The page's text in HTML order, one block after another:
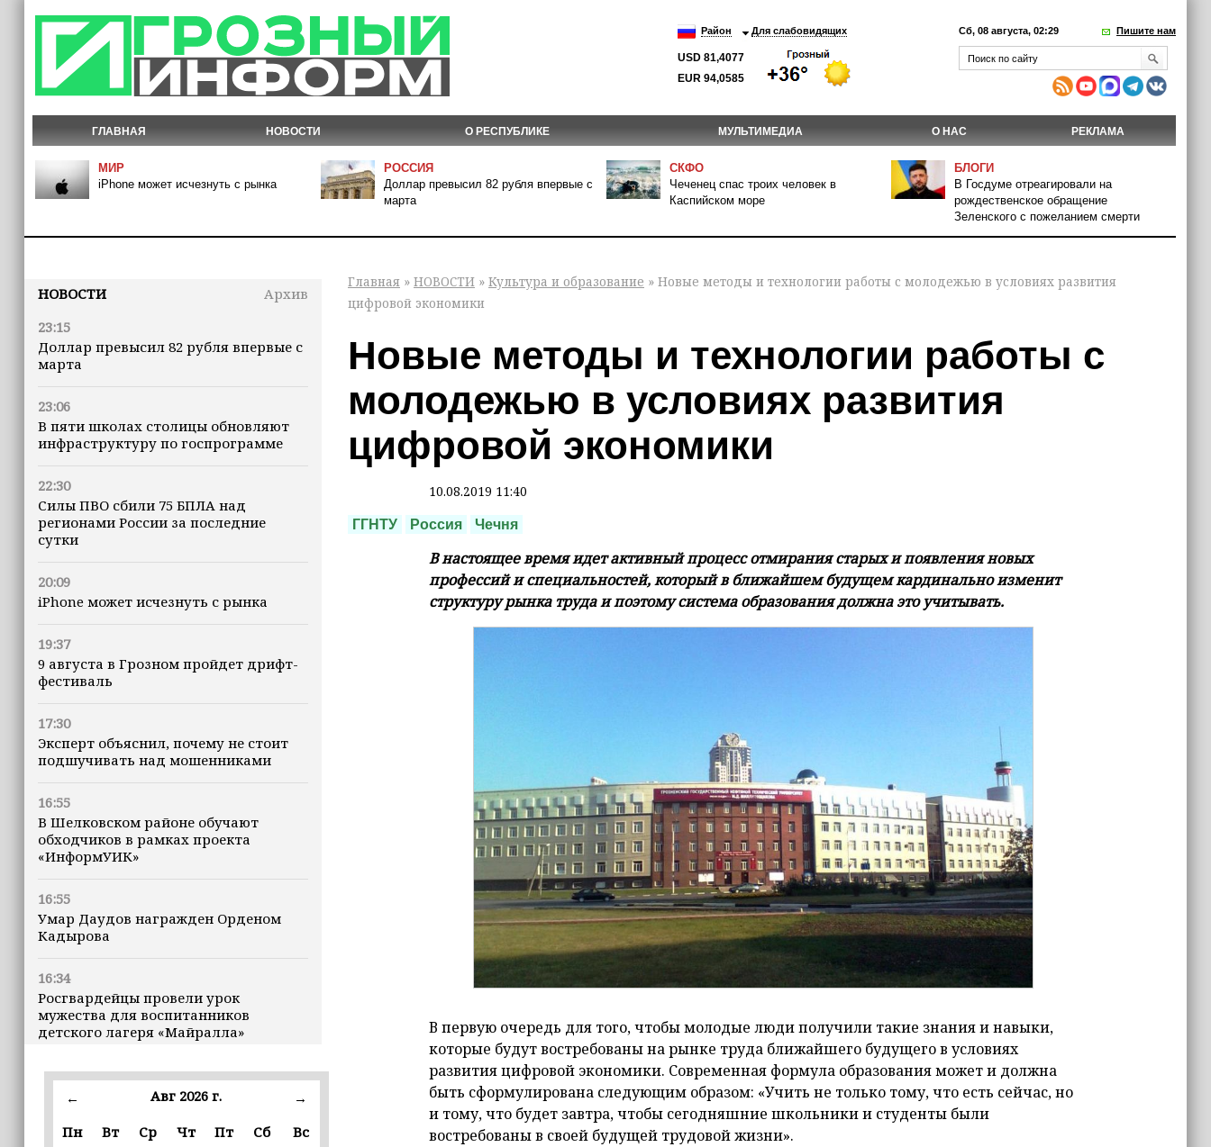
Район Для слабовидящих
USD 81,4077
EUR 94,0585
Сб, 08 августа, 02:29 Пишите нам
ГЛАВНАЯ НОВОСТИ О РЕСПУБЛИКЕ МУЛЬТИМЕДИА О НАС РЕКЛАМА
МИР
iPhone может исчезнуть с рынка
РОССИЯ
Доллар превысил 82 рубля впервые с
марта
СКФО
Чеченец спас троих человек в
Каспийском море
БЛОГИ
В Госдуме отреагировали на
рождественское обращение
Зеленского с пожеланием смерти
НОВОСТИ
Архив
23:15
Доллар превысил 82 рубля впервые с
марта
23:06
В пяти школах столицы обновляют
инфраструктуру по госпрограмме
22:30
Силы ПВО сбили 75 БПЛА над
регионами России за последние
сутки
20:09
iPhone может исчезнуть с рынка
19:37
9 августа в Грозном пройдет дрифт-
фестиваль
17:30
Эксперт объяснил, почему не стоит
подшучивать над мошенниками
16:55
В Шелковском районе обучают
обходчиков в рамках проекта
«ИнформУИК»
16:55
Умар Даудов награжден Орденом
Кадырова
16:34
Росгвардейцы провели урок
мужества для воспитанников
детского лагеря «Майралла»
16:30
Дмитрий Чернышенко: Внутренний
въездной — на 20,1%
← Авг 2026 г.
→
Пн
Вт Ср Чт Пт Сб Вс
Главная » НОВОСТИ » Культура и образование » Новые методы и технологии работы с молодежью в условиях развития
цифровой экономики
Новые методы и технологии работы с
молодежью в условиях развития
цифровой экономики
10.08.2019 11:40
ГГНТУ Россия Чечня
В настоящее время идет активный процесс отмирания старых и появления новых
профессий и специальностей, который в ближайшем будущем кардинально изменит
структуру рынка труда и поэтому система образования должна это учитывать.
В первую очередь для того, чтобы молодые люди получили такие знания и навыки,
которые будут востребованы на рынке труда ближайшего будущего в условиях
развития цифровой экономики. Современная формула образования может и должна
быть сформулирована следующим образом: «Учить не только тому, что есть сейчас, но
и тому, что будет завтра, чтобы сегодняшние школьники и студенты были
востребованы в своей будущей трудовой жизни».